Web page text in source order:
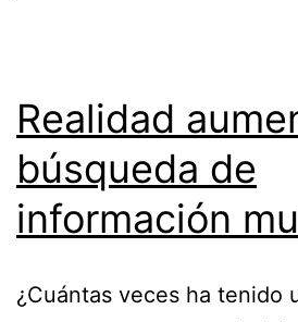
Realidad
búsqueda de
información
¿Cuántas veces ha tenido